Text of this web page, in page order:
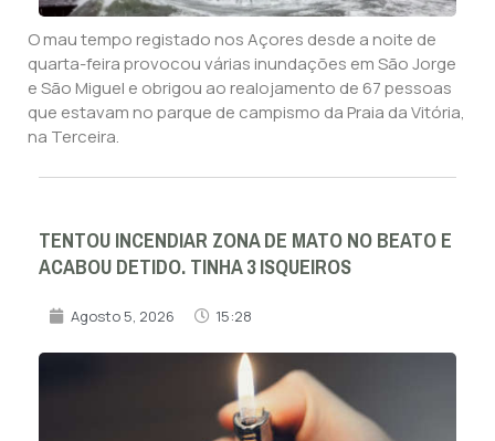
O mau tempo registado nos Açores desde a noite de
quarta-feira provocou várias inundações em São Jorge
e São Miguel e obrigou ao realojamento de 67 pessoas
que estavam no parque de campismo da Praia da Vitória,
na Terceira.
TENTOU INCENDIAR ZONA DE MATO NO BEATO E
ACABOU DETIDO. TINHA 3 ISQUEIROS
Agosto 5, 2026 15:28